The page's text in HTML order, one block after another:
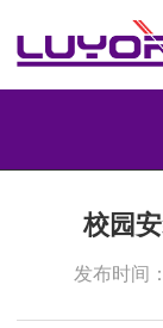
校园
发布时间